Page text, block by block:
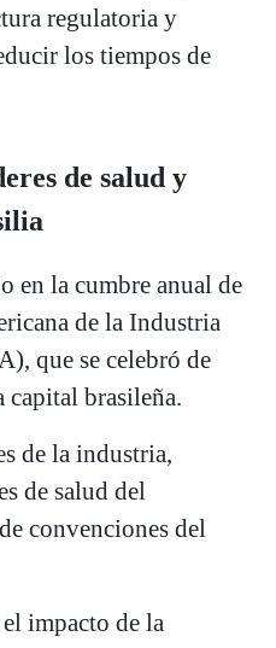
regulatoria y
los tiempos de
de salud y
en la cumbre anual de
de la Industria
que se celebró de
capital brasileña.
de la industria,
de salud del
convenciones del
impacto de la